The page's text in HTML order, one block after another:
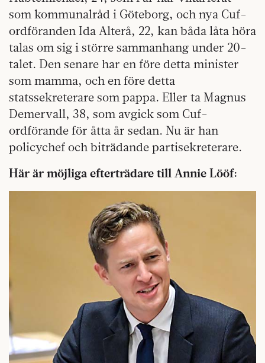
som kommunalråd i Göteborg, och nya Cuf-
ordföranden Ida Alterå, 22, kan båda låta höra
talas om sig i större sammanhang under 20-
talet. Den senare har en före detta minister
som mamma, och en före detta
statssekreterare som pappa. Eller ta Magnus
Demervall, 38, som avgick som Cuf-
ordförande för åtta år sedan. Nu är han
policychef och biträdande partisekreterare.
Här är möjliga efterträdare till Annie Lööf: